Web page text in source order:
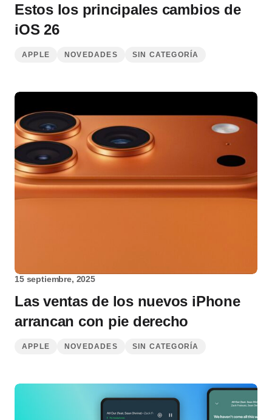
Estos los principales cambios de
iOS 26
APPLE NOVEDADES SIN CATEGORÍA
15 septiembre, 2025
Las ventas de los nuevos iPhone
arrancan con pie derecho
APPLE NOVEDADES SIN CATEGORÍA